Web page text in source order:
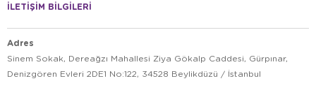
İLETİŞİM BİLGİLERİ
Adres
Sinem Sokak, Dereağzı Mahallesi Ziya Gökalp Caddesi, Gürpınar,
Denizgören Evleri 2DE1 No:122, 34528 Beylikdüzü / İstanbul